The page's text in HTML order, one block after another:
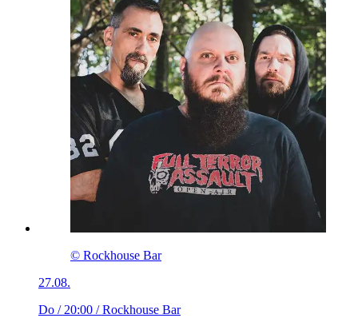
© Rockhouse Bar
27.08.
Do / 20:00 / Rockhouse Bar